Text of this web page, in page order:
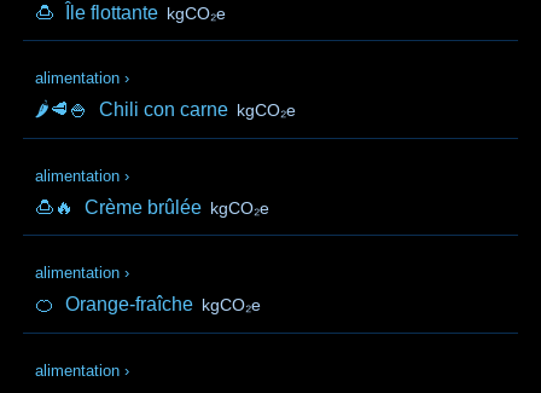
🍮 Île flottante kgCO₂e
alimentation ›
🌶️🥩🍚 Chili con carne kgCO₂e
alimentation ›
🍮🔥 Crème brûlée kgCO₂e
alimentation ›
🍊 Orange-fraîche kgCO₂e
alimentation ›